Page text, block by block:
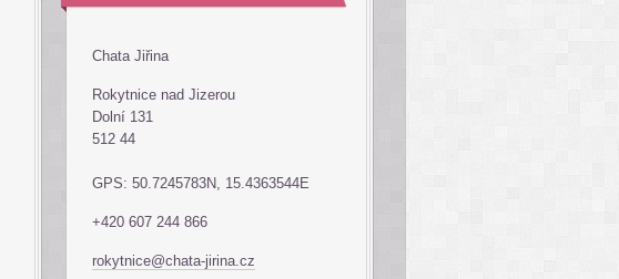
Chata Jiřina
Rokytnice nad Jizerou
Dolní 131
512 44
GPS: 50.7245783N, 15.4363544E
+420 607 244 866
rokytnice@chata-jirina.cz